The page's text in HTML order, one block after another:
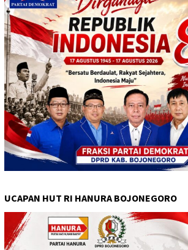
UCAPAN HUT RI HANURA BOJONEGORO